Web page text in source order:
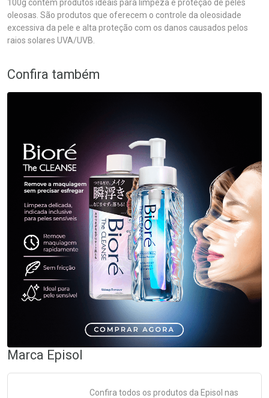
100g contém produtos ideais para limpeza e proteção de peles
oleosas. São produtos que oferecem o controle da oleosidade
excessiva da pele e alta proteção com os danos causados pelos
raios solares UVA/UVB.
Confira também
Marca Episol
Confira todos os produtos da Episol nas